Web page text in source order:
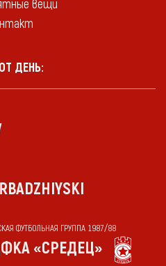
вещи
ДЕНЬ:
ФУТБОЛЬНАЯ ГРУППА 1987/88
«СРЕДЕЦ»